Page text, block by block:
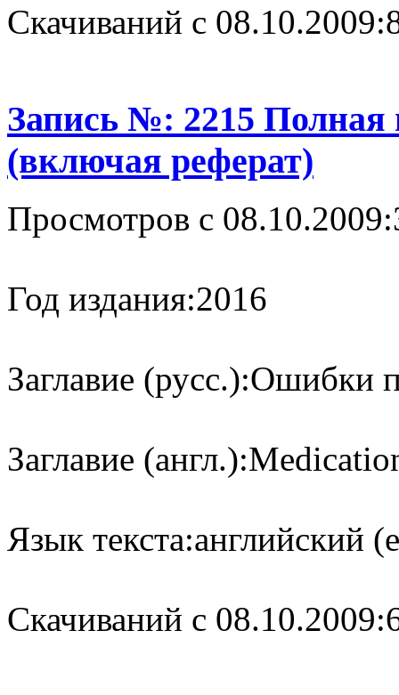
Cкачиваний с 08.10.2009:
Запись №: 2215 Полная
(включая реферат)
Просмотров с 08.10.2009:
Год издания:2016
Заглавие (русс.):Ошибки
Заглавие (англ.):
Язык текста:английский
Cкачиваний с 08.10.2009: